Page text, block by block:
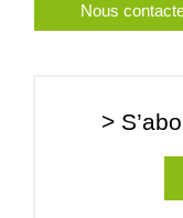
Nous
>